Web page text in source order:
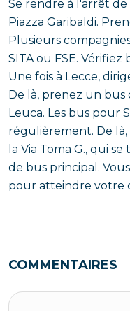
Se rendre à l'arrêt
Piazza Garibaldi.
Plusieurs
SITA ou FSE. Vérifiez
Une fois à Lecce,
De là, prenez un bus
Leuca. Les bus pour
régulièrement. De
la Via Toma G., qui
de bus principal.
pour atteindre votre
COMMENTAIRES